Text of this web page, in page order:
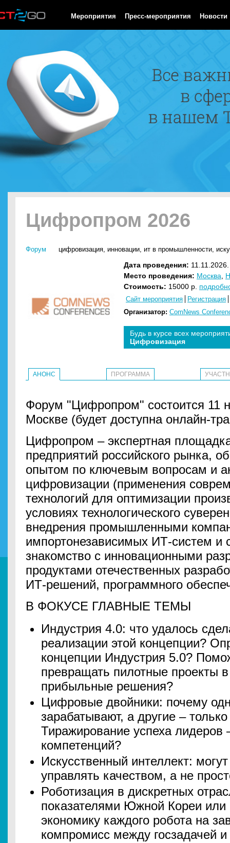
Мероприятия Пресс-мероприятия Новости
Цифропром 2026
Форум цифровизация, инновации, ит в промышленности,
Дата проведения:
Место проведения: Москва
Стоимость: 15000 р.
Сайт мероприятия
Регистрация
Организатор: ComNews
Будь в курсе всех
Цифровизация
АНОНС ПРОГРАММА
Форум "Цифропром" состоится 11
Москве (будет доступна онлайн-
Цифропром – экспертная
предприятий российского рынка,
опытом по ключевым вопросам и
цифровизации (применения
технологий для оптимизации
условиях технологического
внедрения промышленными
импортонезависимых ИТ-систем и
знакомство с инновационными
продуктами отечественных
ИТ-решений, программного
В ФОКУСЕ ГЛАВНЫЕ ТЕМЫ
Индустрия 4.0: что удалось
реализации этой концепции?
концепции Индустрия 5.0?
превращать пилотные проекты
прибыльные решения?
Цифровые двойники: почему
зарабатывают, а другие –
Тиражирование успеха лидеров
компетенций?
Искусственный интеллект:
управлять качеством, а не
Роботизация в дискретных
показателями Южной Кореи или
экономику каждого робота на
компромисс между госзадачей